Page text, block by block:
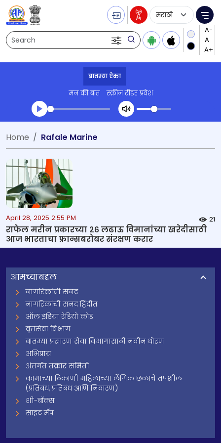
Search
Language
बातम्या ऐका
मन की बात स्क्रीन रीडर प्रवेश
Transcript summary
Home Rafale Marine
April 28, 2025 2:55 PM 21
राफेल मरीन प्रकारच्या २६ लढाऊ विमानांच्या खरेदीसाठी
आज भारताचा फ्रान्सबरोबर संरक्षण करार
आमच्याबद्दल
नागरिकांची सनद
नागरिकांची सनद हिंदीत
ऑल इंडिया रेडियो कोड
वृत्तसेवा विभाग
बातम्या प्रसारण सेवा विभागासाठी नवीन धोरण
अभिप्राय
अंतर्गत तक्रार समिती
कामाच्या ठिकाणी महिलांच्या लैंगिक छळाचे तपशील
(प्रतिबंध, प्रतिबंध आणि निवारण)
शी-बॉक्स
साइट मॅप